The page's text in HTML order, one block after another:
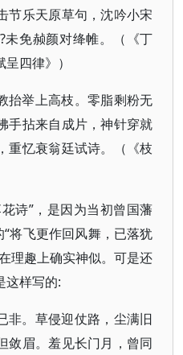
节乐天原草句，沈吟小宋
免赪颜对绛帷。（《丁
四律》）
抬举上高枝。零脂剩粉无
手拈来自成片，神针穿就
重忆衰翁廷试诗。（《枝
诗”，是因为当初曾国藩
将飞更作回风舞，已落犹
理趣上确实神似。可是还
这样写的:
非。草侵迎仗路，尘满旧
敛眉。羞见长门月，曾同